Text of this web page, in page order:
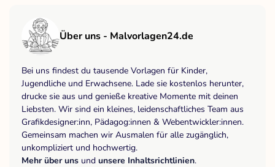
Über uns - Malvorlagen24.de
Bei uns findest du tausende Vorlagen für Kinder,
Jugendliche und Erwachsene. Lade sie kostenlos herunter,
drucke sie aus und genieße kreative Momente mit deinen
Liebsten. Wir sind ein kleines, leidenschaftliches Team aus
Grafikdesigner:inn, Pädagog:innen & Webentwickler:innen.
Gemeinsam machen wir Ausmalen für alle zugänglich,
unkompliziert und hochwertig.
Mehr über uns und unsere Inhaltsrichtlinien.